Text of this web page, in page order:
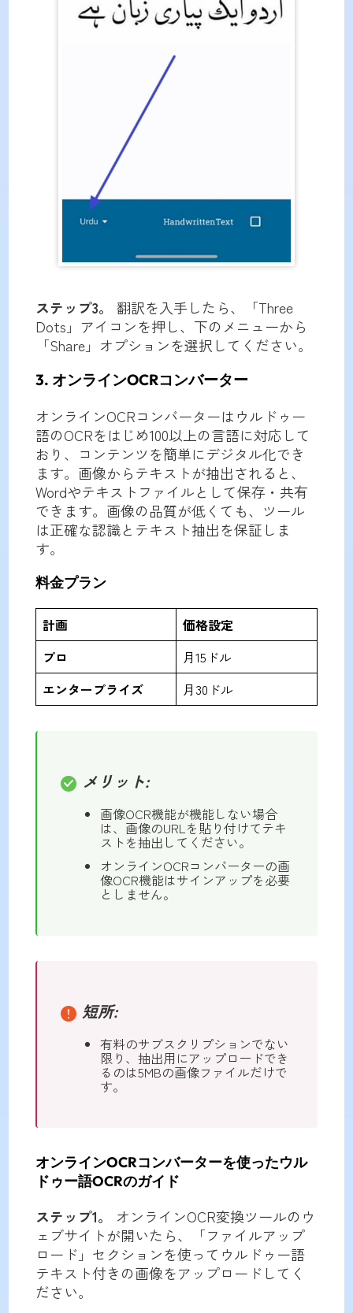
ステップ3。 翻訳を入手したら、「Three
Dots」アイコンを押し、下のメニューから
「Share」オプションを選択してください。
3. オンラインOCRコンバーター
オンラインOCRコンバーターはウルドゥー
語のOCRをはじめ100以上の言語に対応して
おり、コンテンツを簡単にデジタル化でき
ます。画像からテキストが抽出されると、
Wordやテキストファイルとして保存・共有
できます。画像の品質が低くても、ツール
は正確な認識とテキスト抽出を保証しま
す。
料金プラン
計画
価格設定
プロ
月15ドル
エンタープライズ
月30ドル
メリット:
画像OCR機能が機能しない場合
は、画像のURLを貼り付けてテキ
ストを抽出してください。
オンラインOCRコンバーターの画
像OCR機能はサインアップを必要
としません。
短所:
有料のサブスクリプションでない
限り、抽出用にアップロードでき
るのは5MBの画像ファイルだけで
す。
オンラインOCRコンバーターを使ったウル
ドゥー語OCRのガイド
ステップ1。 オンラインOCR変換ツールのウ
ェブサイトが開いたら、「ファイルアップ
ロード」セクションを使ってウルドゥー語
テキスト付きの画像をアップロードしてく
ださい。